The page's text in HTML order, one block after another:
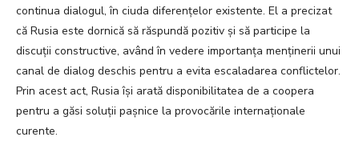
continua dialogul, în ciuda diferențelor existente. El a precizat
că Rusia este dornică să răspundă pozitiv și să participe la
discuții constructive, având în vedere importanța menținerii unui
canal de dialog deschis pentru a evita escaladarea conflictelor.
Prin acest act, Rusia își arată disponibilitatea de a coopera
pentru a găsi soluții pașnice la provocările internaționale
curente.